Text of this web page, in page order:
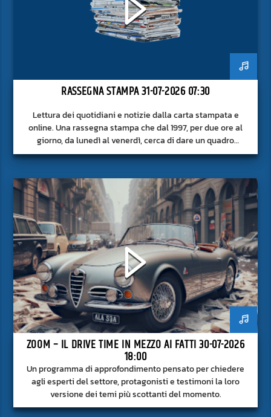
RASSEGNA STAMPA 31-07-2026 07:30
Lettura dei quotidiani e notizie dalla carta stampata e
online. Una rassegna stampa che dal 1997, per due ore al
giorno, da lunedì al venerdì, cerca di dare un quadro
approfondito delle notizie del giorno, senza fermarsi alla
ZOOM – IL DRIVE TIME IN MEZZO AI FATTI 30-07-2026
18:00
Un programma di approfondimento pensato per chiedere
agli esperti del settore, protagonisti e testimoni la loro
versione dei temi più scottanti del momento.